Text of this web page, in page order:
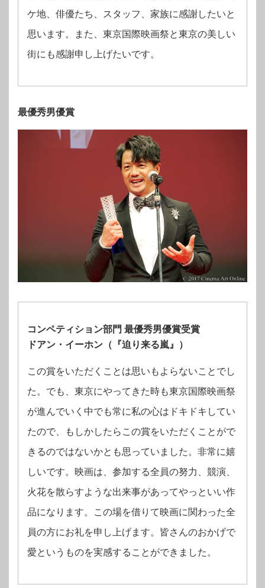
ケ地、俳優たち、スタッフ、家族に感謝したいと
思います。また、東京国際映画祭と東京の美しい
街にも感謝申し上げたいです。
最優秀男優賞
コンペティション部門 最優秀男優賞受賞
ドアン・イーホン（『迫り来る嵐』）
この賞をいただくことは思いもよらないことでし
た。でも、東京にやってきた時も東京国際映画祭
が進んでいく中でも常に私の心はドキドキしてい
たので、もしかしたらこの賞をいただくことがで
きるのではないかとも思っていました。非常に嬉
しいです。映画は、参加する全員の努力、競演、
火花を散らすような出来事があってやっといい作
品になります。この場を借りて映画に関わった全
員の方にお礼を申し上げます。皆さんのおかげで
愛というものを実感することができました。